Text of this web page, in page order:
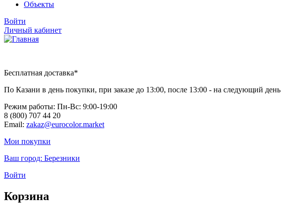
Объекты
Войти
Личный кабинет
Бесплатная доставка*
По Казани в день покупки, при заказе до 13:00, после 13:00 - на следующий день
Режим работы: Пн-Вc: 9:00-19:00
8 (800) 707 44 20
Email: zakaz@eurocolor.market
Мои покупки
Ваш город: Березники
Войти
Корзина